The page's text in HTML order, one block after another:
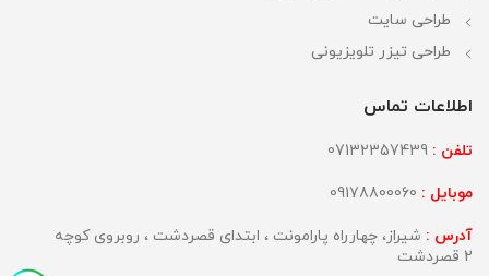
طراحی سایت
طراحی تیزر تلویزیونی
اطلاعات تماس
تلفن :
موبایل :
آدرس : شیراز، چهارراه پارامونت ، ابتدای قصردشت ، روبروی کوچه
2 قصردشت